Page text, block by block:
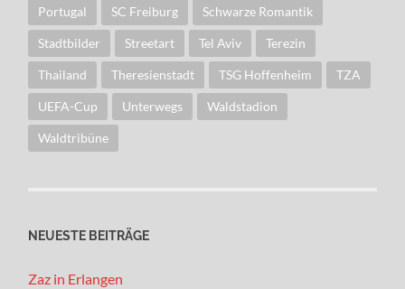
Portugal SC Freiburg Schwarze Romantik
Stadtbilder Streetart Tel Aviv Terezin
Thailand Theresienstadt TSG Hoffenheim TZA
UEFA-Cup Unterwegs Waldstadion
Waldtribüne
NEUESTE BEITRÄGE
Zaz in Erlangen